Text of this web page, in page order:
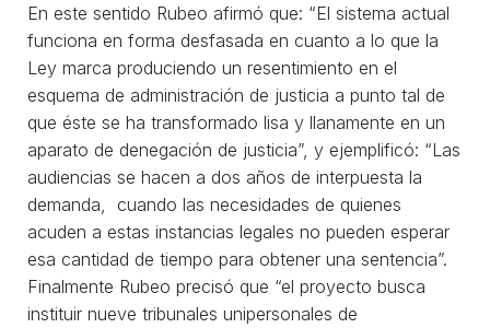
En este sentido Rubeo afirmó que: “El sistema actual
funciona en forma desfasada en cuanto a lo que la
Ley marca produciendo un resentimiento en el
esquema de administración de justicia a punto tal de
que éste se ha transformado lisa y llanamente en un
aparato de denegación de justicia”, y ejemplificó: “Las
audiencias se hacen a dos años de interpuesta la
demanda, cuando las necesidades de quienes
acuden a estas instancias legales no pueden esperar
esa cantidad de tiempo para obtener una sentencia”.
Finalmente Rubeo precisó que “el proyecto busca
instituir nueve tribunales unipersonales de